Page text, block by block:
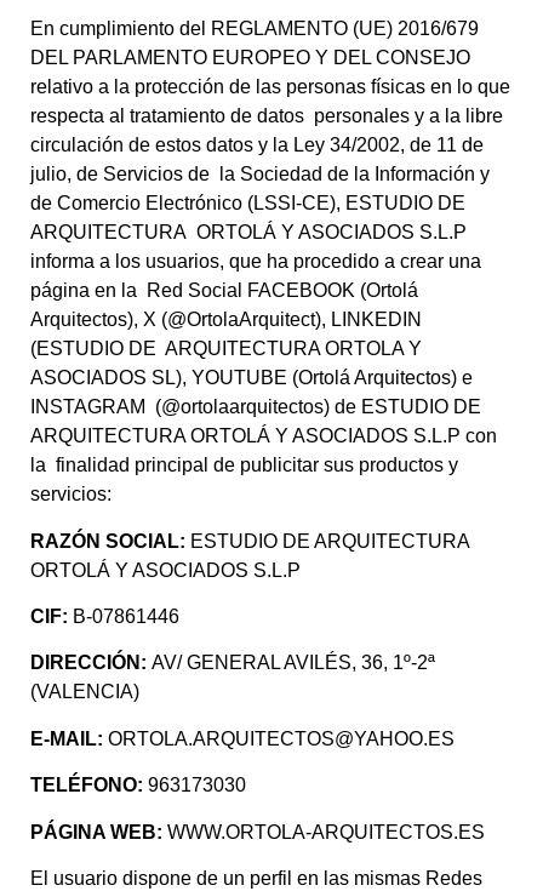
En cumplimiento del REGLAMENTO (UE) 2016/679
DEL PARLAMENTO EUROPEO Y DEL CONSEJO
relativo a la protección de las personas físicas en lo que
respecta al tratamiento de datos personales y a la libre
circulación de estos datos y la Ley 34/2002, de 11 de
julio, de Servicios de la Sociedad de la Información y
de Comercio Electrónico (LSSI-CE), ESTUDIO DE
ARQUITECTURA ORTOLÁ Y ASOCIADOS S.L.P
informa a los usuarios, que ha procedido a crear una
página en la Red Social FACEBOOK (Ortolá
Arquitectos), X (@OrtolaArquitect), LINKEDIN
(ESTUDIO DE ARQUITECTURA ORTOLA Y
ASOCIADOS SL), YOUTUBE (Ortolá Arquitectos) e
INSTAGRAM (@ortolaarquitectos) de ESTUDIO DE
ARQUITECTURA ORTOLÁ Y ASOCIADOS S.L.P con
la finalidad principal de publicitar sus productos y
servicios:
RAZÓN SOCIAL: ESTUDIO DE ARQUITECTURA
ORTOLÁ Y ASOCIADOS S.L.P
CIF: B-07861446
DIRECCIÓN: AV/ GENERAL AVILÉS, 36, 1º-2ª
(VALENCIA)
E-MAIL: ORTOLA.ARQUITECTOS@YAHOO.ES
TELÉFONO: 963173030
PÁGINA WEB: WWW.ORTOLA-ARQUITECTOS.ES
El usuario dispone de un perfil en las mismas Redes